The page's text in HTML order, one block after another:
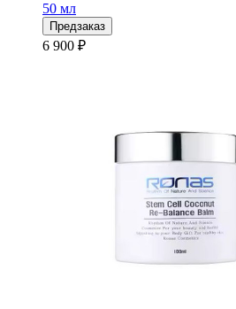
50 мл
Предзаказ
6 900 ₽